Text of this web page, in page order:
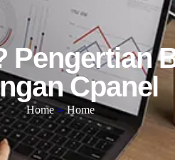
Pengertian
Cpanel
Home » Home